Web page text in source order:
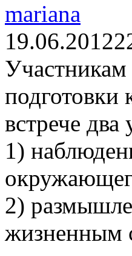
mariana
19.06.2012
Участникам
подготовки
встрече
1)
2)
жизненным